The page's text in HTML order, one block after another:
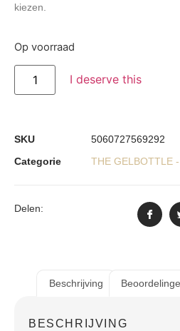
kiezen.
Op voorraad
I deserve this
SKU
5060727569292
Categorie
THE GELBOTTLE
Delen:
Beschrijving
BESCHRIJVING